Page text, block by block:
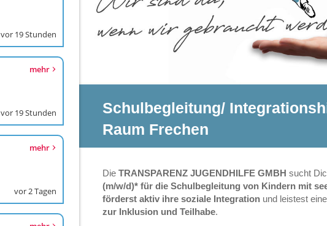
vor 19 Stunden
mehr
vor 19 Stunden
mehr
vor 2 Tagen